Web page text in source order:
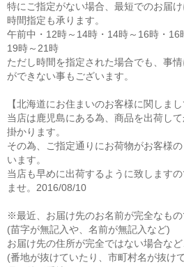
特にご指定がない場合、最短でのお届け
時間指定も承ります。
午前中・12時～14時・14時～16時・16
19時～21時
ただし時間を指定された場合でも、事
ができない事もございます。
【北海道にお住まいのお客様に関しまし
当店は鹿児島にある為、商品を出荷し
掛かります。
その為、ご指定通りにお荷物がお客様
います。
当店も早めに出荷するように致します
ませ。2016/08/10
※最近、お届け先のお名前が完全なもの
(苗字が無記入や、名前が無記入など)
お届け先の住所が完全ではない場合など
(番地が抜けていたり、市町村名が抜け